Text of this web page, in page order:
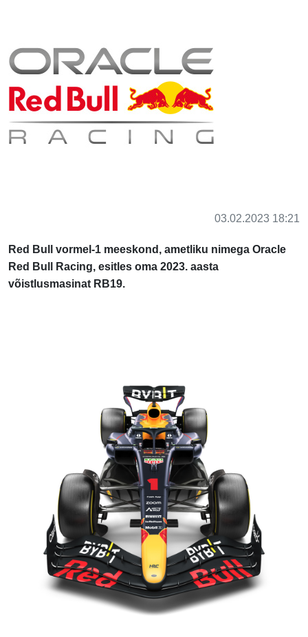
03.02.2023 18:21
Red Bull vormel-1 meeskond, ametliku nimega Oracle
Red Bull Racing, esitles oma 2023. aasta
võistlusmasinat RB19.